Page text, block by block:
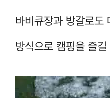
바비큐장과 방갈로도
방식으로 캠핑을 즐